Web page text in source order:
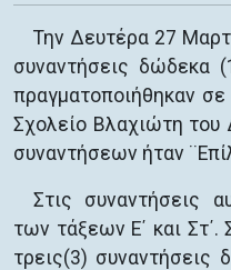
Την Δευτέρα 27
συναντήσεις δώδεκα
πραγματοποιήθηκαν
Σχολείο Βλαχιώτη
συναντήσεων ήταν
Στις συναντήσεις
των τάξεων Ε΄ και Στ΄.
τρεις(3) συναντήσεις